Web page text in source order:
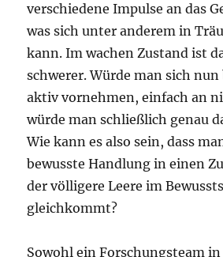
verschiedene Impulse an das
was sich unter anderem in
kann. Im wachen Zustand ist
schwerer. Würde man sich nun
aktiv vornehmen, einfach an
würde man schließlich genau
Wie kann es also sein, dass
bewusste Handlung in einen
der völligere Leere im
gleichkommt?
Sowohl ein Forschungsteam